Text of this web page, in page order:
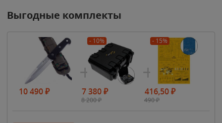
Выгодные комплекты
10 490₽
- 10%
7 380₽
8 200₽
- 15%
416,50₽
490₽